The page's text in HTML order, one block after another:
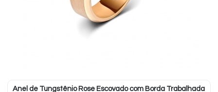
Anel de Tungstênio Rose Escovado com Borda Trabalhada